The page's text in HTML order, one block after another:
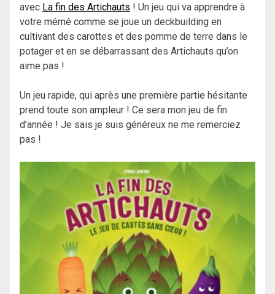
avec La fin des Artichauts ! Un jeu qui va apprendre à
votre mémé comme se joue un deckbuilding en
cultivant des carottes et des pomme de terre dans le
potager et en se débarrassant des Artichauts qu’on
aime pas !
Un jeu rapide, qui après une première partie hésitante
prend toute son ampleur ! Ce sera mon jeu de fin
d’année ! Je sais je suis généreux ne me remerciez
pas !